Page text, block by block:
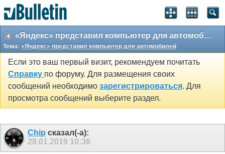
«Яндекс» представил компьютер для автомобилей
Тема: «Яндекс» представил компьютер для автомобилей
Если это ваш первый визит, рекомендуем почитать
Справку по форуму. Для размещения своих
сообщений необходимо зарегистрироваться. Для
просмотра сообщений выберите раздел.
Chip сказал(-а):
28.01.2019 10:36